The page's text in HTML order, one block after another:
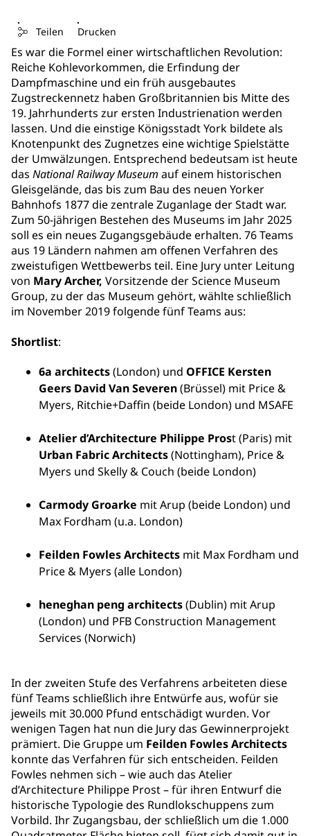
Teilen Drucken
Es war die Formel einer wirtschaftlichen Revolution:
Reiche Kohlevorkommen, die Erfindung der
Dampfmaschine und ein früh ausgebautes
Zugstreckennetz haben Großbritannien bis Mitte des
19. Jahrhunderts zur ersten Industrienation werden
lassen. Und die einstige Königsstadt York bildete als
Knotenpunkt des Zugnetzes eine wichtige Spielstätte
der Umwälzungen. Entsprechend bedeutsam ist heute
das National Railway Museum auf einem historischen
Gleisgelände, das bis zum Bau des neuen Yorker
Bahnhofs 1877 die zentrale Zuganlage der Stadt war.
Zum 50-jährigen Bestehen des Museums im Jahr 2025
soll es ein neues Zugangsgebäude erhalten. 76 Teams
aus 19 Ländern nahmen am offenen Verfahren des
zweistufigen Wettbewerbs teil. Eine Jury unter Leitung
von Mary Archer, Vorsitzende der Science Museum
Group, zu der das Museum gehört, wählte schließlich
im November 2019 folgende fünf Teams aus:
Shortlist:
6a architects(London) und OFFICE Kersten
Geers David Van Severen(Brüssel) mit Price &
Myers, Ritchie+Daffin (beide London) und MSAFE
Atelier d’Architecture Philippe Prost (Paris) mit
Urban Fabric Architects(Nottingham), Price &
Myers und Skelly & Couch (beide London)
Carmody Groarke mit Arup (beide London) und
Max Fordham (u.a. London)
Feilden Fowles Architects mit Max Fordham und
Price & Myers (alle London)
heneghan peng architects(Dublin) mit Arup
(London) und PFB Construction Management
Services (Norwich)
In der zweiten Stufe des Verfahrens arbeiteten diese
fünf Teams schließlich ihre Entwürfe aus, wofür sie
jeweils mit 30.000 Pfund entschädigt wurden. Vor
wenigen Tagen hat nun die Jury das Gewinnerprojekt
prämiert. Die Gruppe um Feilden Fowles Architects
konnte das Verfahren für sich entscheiden. Feilden
Fowles nehmen sich – wie auch das Atelier
d’Architecture Philippe Prost – für ihren Entwurf die
historische Typologie des Rundlokschuppens zum
Vorbild. Ihr Zugangsbau, der schließlich um die 1.000